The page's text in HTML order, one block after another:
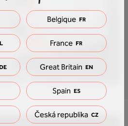
Belgique FR
France FR
Great Britain EN
Spain ES
Česká republika CZ